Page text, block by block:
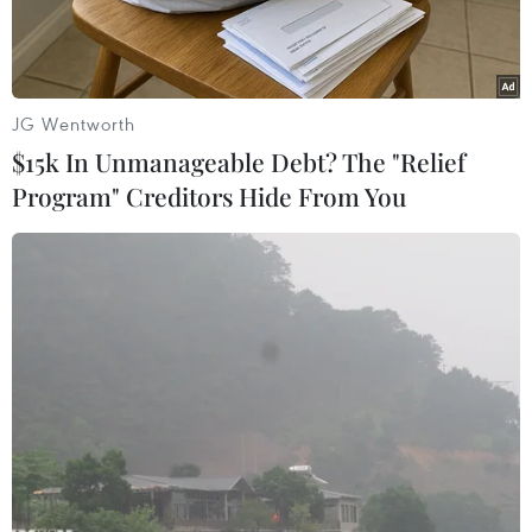
Người biểu tình bạo loạn phản đối tình trạng tham nhũng và
khó khăn kinh tế tại quảng trường Tayeran, thủ đô Baghdad,
Ngày 5/10, Chính phủ Iraq đã bãi bỏ lệnh giới
nghiêm có hiệu lực vào ban ngày ở thủ đô
JG Wentworth
$15k In Unmanageable Debt? The "Relief
Program" Creditors Hide From You